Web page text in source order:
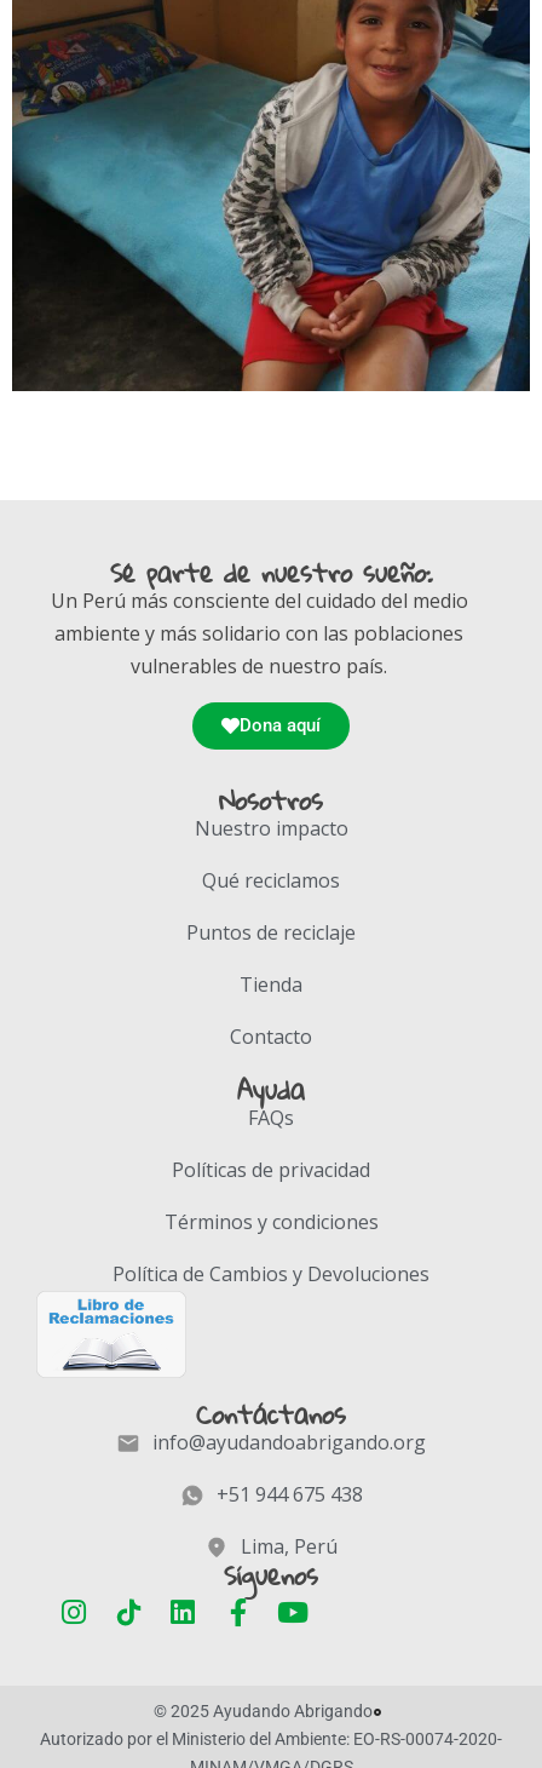
Sé parte de nuestro sueño:
Un Perú más consciente del cuidado del medio
ambiente y más solidario con las poblaciones
vulnerables de nuestro país.
Dona aquí
Nosotros
Nuestro impacto
Qué reciclamos
Puntos de reciclaje
Tienda
Contacto
Ayuda
FAQs
Políticas de privacidad
Términos y condiciones
Política de Cambios y Devoluciones
Contáctanos
info@ayudandoabrigando.org
+51 944 675 438
Lima, Perú
Síguenos
© 2025 Ayudando Abrigando
Autorizado por el Ministerio del Ambiente: EO-RS-00074-2020-